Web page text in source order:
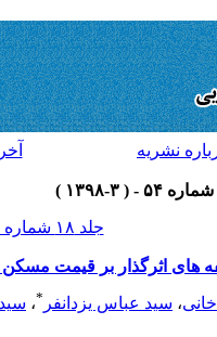
نشريه
جلد ۱۸ شماره ۵۴ صفحات ۶۲-۴۵
های اثرگذار بر قیمت
، سید عباس یزدانفر *،